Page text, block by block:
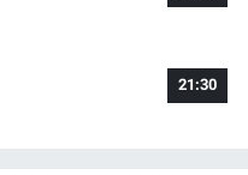
21:30